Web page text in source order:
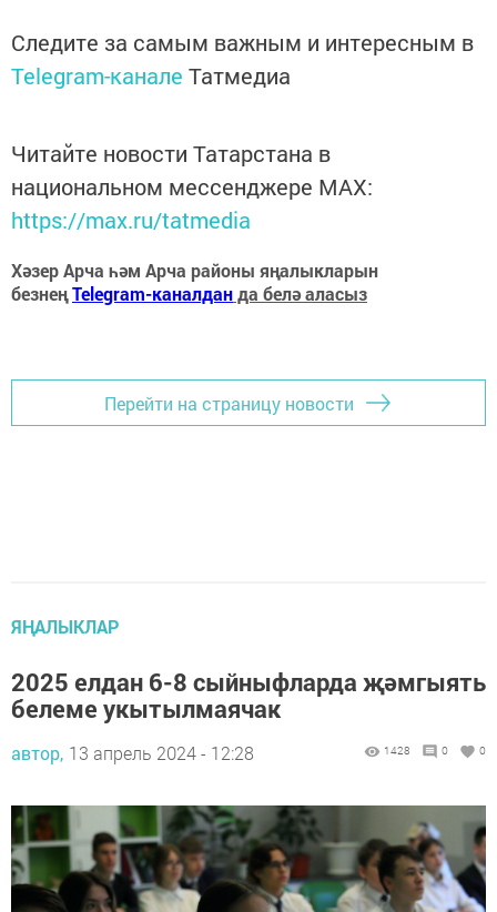
Следите за самым важным и интересным в
Telegram-канале Татмедиа
Читайте новости Татарстана в
национальном мессенджере MАХ:
https://max.ru/tatmedia
Хәзер Арча һәм Арча районы яңалыкларын
безнеңTelegram-каналданда белә аласыз
Перейти на страницу новости
ЯҢАЛЫКЛАР
2025 елдан 6-8 сыйныфларда җәмгыять
белеме укытылмаячак
автор, 13 апрель 2024 - 12:28 1428 0 0